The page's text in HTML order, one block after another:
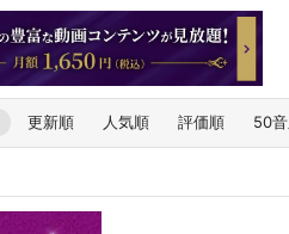
更新順 人気順 評価順 50